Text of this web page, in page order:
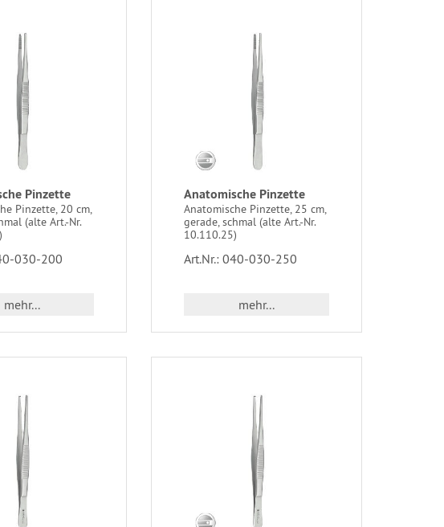
Pinzette
Pinzette, 20 cm,
(alte Art.-Nr.
030-200
mehr...
Anatomische Pinzette
Anatomische Pinzette, 25 cm,
gerade, schmal (alte Art.-Nr.
10.110.25)
Art.Nr.: 040-030-250
mehr...